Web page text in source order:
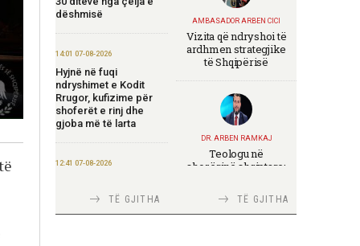
dëshmisë
14:01 07-08-2026
Hyjnë në fuqi
ndryshimet e Kodit
Rrugor, kufizime për
shoferët e rinj dhe
gjoba më të larta
12:41 07-08-2026
madhe për fermerët e
bimëve mjekësore nga
TË GJITHA
AMBASADOR ARBEN CICI
Vizita që ndryshoi të
ardhmen strategjike
të Shqipërisë
DR. ARBEN RAMKAJ
Teologu në
shoqërinë shqiptare:
fetar dhe angazhimit
publikTË GJITHA